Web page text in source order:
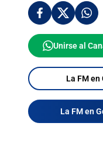
Unirse al
La FM en
La FM en